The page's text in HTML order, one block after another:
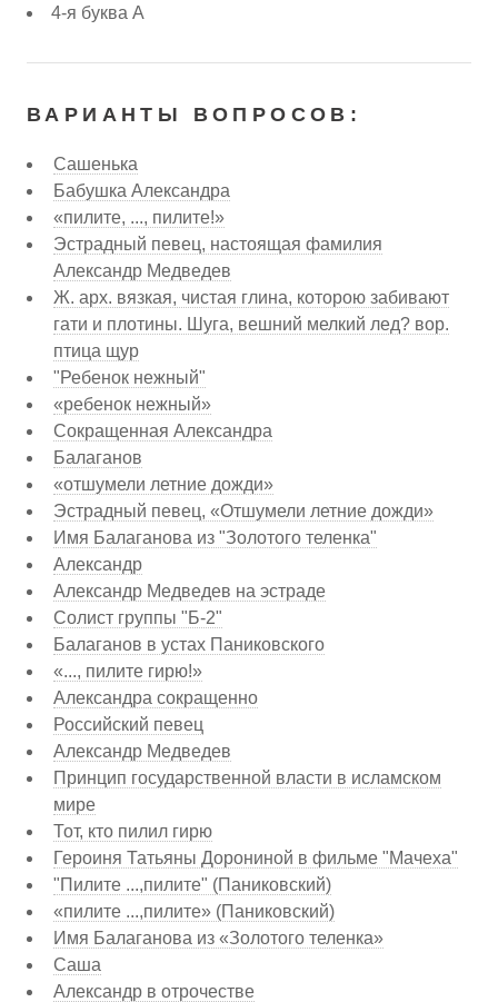
4-я буква А
ВАРИАНТЫ ВОПРОСОВ:
Сашенька
Бабушка Александра
«пилите, ..., пилите!»
Эстрадный певец, настоящая фамилия
Александр Медведев
Ж. арх. вязкая, чистая глина, которою забивают
гати и плотины. Шуга, вешний мелкий лед? вор.
птица щур
"Ребенок нежный"
«ребенок нежный»
Сокращенная Александра
Балаганов
«отшумели летние дожди»
Эстрадный певец, «Отшумели летние дожди»
Имя Балаганова из "Золотого теленка"
Александр
Александр Медведев на эстраде
Солист группы "Б-2"
Балаганов в устах Паниковского
«..., пилите гирю!»
Александра сокращенно
Российский певец
Александр Медведев
Принцип государственной власти в исламском
мире
Тот, кто пилил гирю
Героиня Татьяны Дорониной в фильме "Мачеха"
"Пилите ...,пилите" (Паниковский)
«пилите ...,пилите» (Паниковский)
Имя Балаганова из «Золотого теленка»
Саша
Александр в отрочестве